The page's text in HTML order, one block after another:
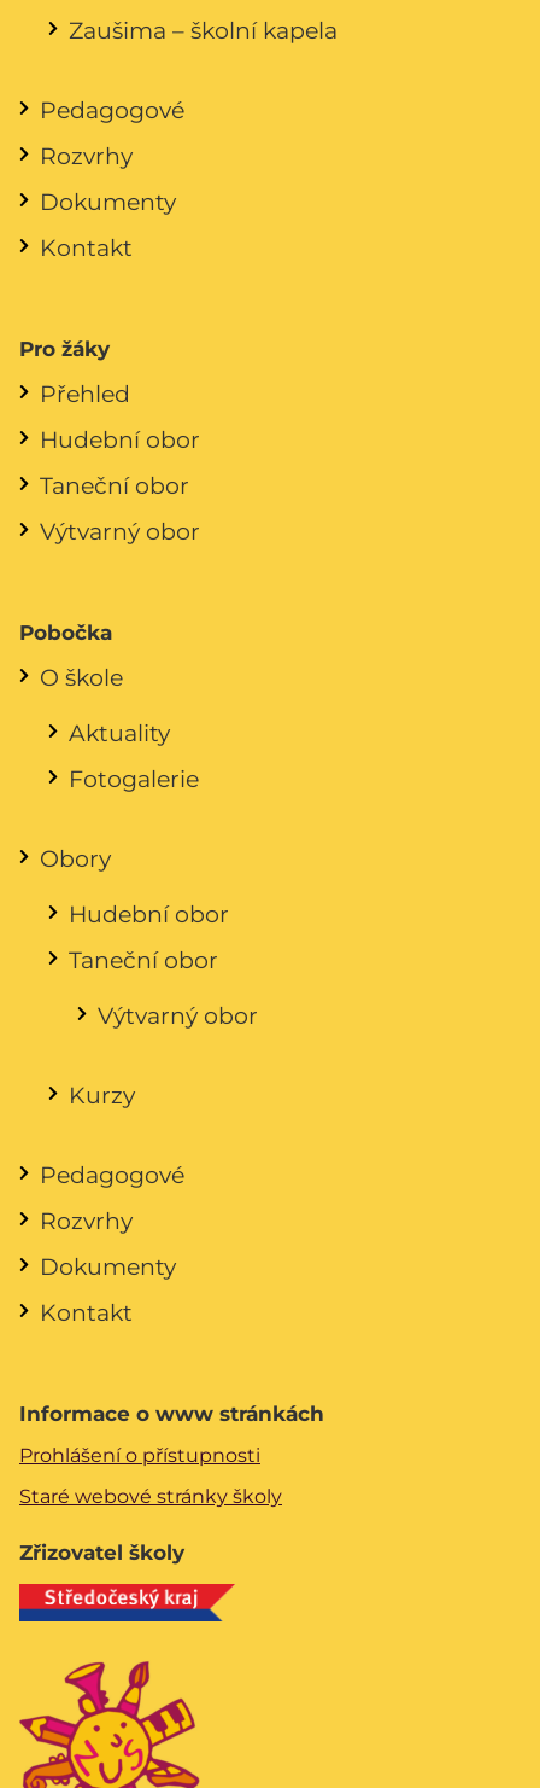
Zaušima – školní kapela
Pedagogové
Rozvrhy
Dokumenty
Kontakt
Pro žáky
Přehled
Hudební obor
Taneční obor
Výtvarný obor
Pobočka
O škole
Aktuality
Fotogalerie
Obory
Hudební obor
Taneční obor
Výtvarný obor
Kurzy
Pedagogové
Rozvrhy
Dokumenty
Kontakt
Informace o www stránkách
Prohlášení o přístupnosti
Staré webové stránky školy
Zřizovatel školy